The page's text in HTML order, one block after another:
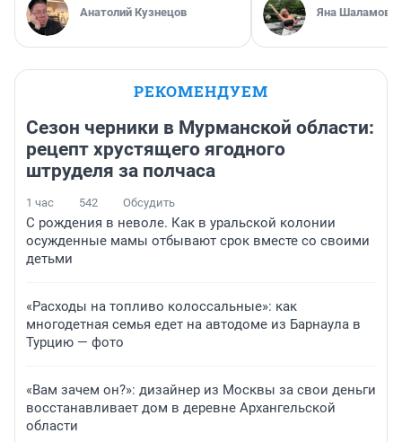
Анатолий Кузнецов Яна Шаламова
РЕКОМЕНДУЕМ
Сезон черники в Мурманской области:
рецепт хрустящего ягодного
штруделя за полчаса
1 час 542 Обсудить
С рождения в неволе. Как в уральской колонии
осужденные мамы отбывают срок вместе со своими
детьми
«Расходы на топливо колоссальные»: как
многодетная семья едет на автодоме из Барнаула в
Турцию — фото
«Вам зачем он?»: дизайнер из Москвы за свои деньги
восстанавливает дом в деревне Архангельской
области